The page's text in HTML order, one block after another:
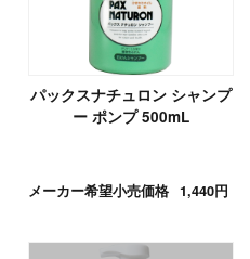
パックスナチュロン シャンプ
ー ポンプ 500mL
メーカー希望小売価格 1,440円